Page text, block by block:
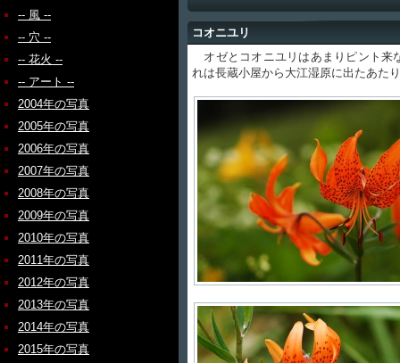
-- 風 --
-- 穴 --
-- 花火 --
-- アート --
2004年の写真
2005年の写真
2006年の写真
2007年の写真
2008年の写真
2009年の写真
2010年の写真
2011年の写真
2012年の写真
2013年の写真
2014年の写真
2015年の写真
コオニユリ
オゼとコオニユリはあまりピント来
れは長蔵小屋から大江湿原に出たあた